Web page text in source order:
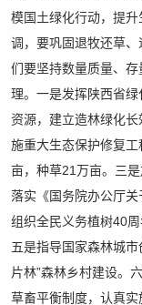
模国土绿化行动，提
调，要巩固退牧还草
们要坚持数量质量、
理。一是发挥陕西省
资源，建立造林绿化
施重大生态保护修复
亩，种草21万亩。三
落实《国务院办公厅关
组织全民义务植树40周
五是指导国家森林城
片林”森林乡村建设。
草畜平衡制度，认真实